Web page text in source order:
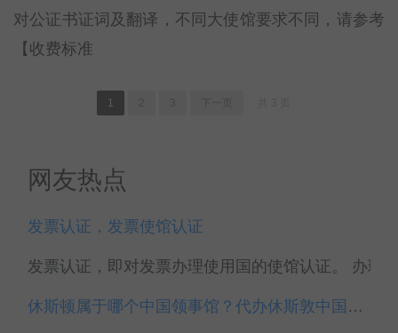
对公证书证词及翻译，不同大使馆要求不同，请参考
【收费标准
1
网友热点
发票认证，发票使馆认证
发票认证，即对发票办理使用国的使馆认证。 办理
休斯顿属于哪个中国领事馆？代办休斯敦中国签证